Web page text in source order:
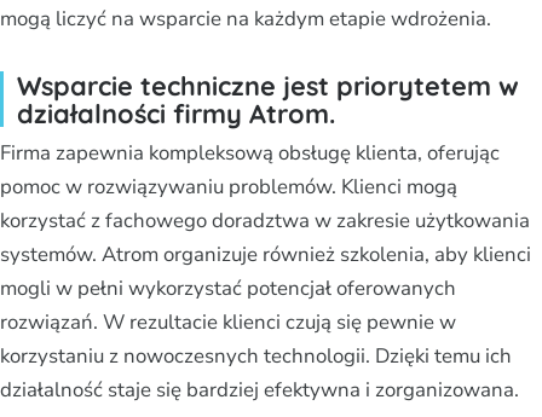
mogą liczyć na wsparcie na każdym etapie wdrożenia.
Wsparcie techniczne jest priorytetem w
działalności firmy Atrom.
Firma zapewnia kompleksową obsługę klienta, oferując
pomoc w rozwiązywaniu problemów. Klienci mogą
korzystać z fachowego doradztwa w zakresie użytkowania
systemów. Atrom organizuje również szkolenia, aby klienci
mogli w pełni wykorzystać potencjał oferowanych
rozwiązań. W rezultacie klienci czują się pewnie w
korzystaniu z nowoczesnych technologii. Dzięki temu ich
działalność staje się bardziej efektywna i zorganizowana.